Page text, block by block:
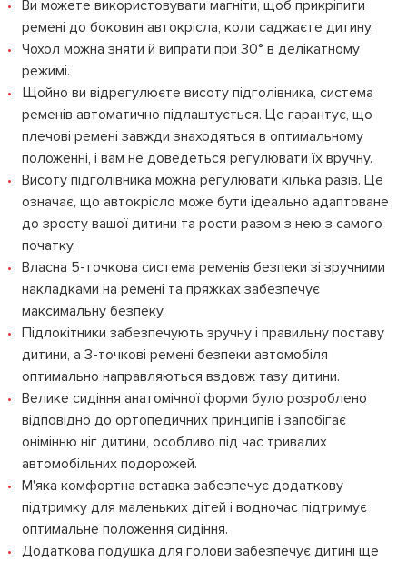
Ви можете використовувати магніти, щоб прикріпити
ремені до боковин автокрісла, коли саджаєте дитину.
Чохол можна зняти й випрати при 30° в делікатному
режимі.
Щойно ви відрегулюєте висоту підголівника, система
ременів автоматично підлаштується. Це гарантує, що
плечові ремені завжди знаходяться в оптимальному
положенні, і вам не доведеться регулювати їх вручну.
Висоту підголівника можна регулювати кілька разів. Це
означає, що автокрісло може бути ідеально адаптоване
до зросту вашої дитини та рости разом з нею з самого
початку.
Власна 5-точкова система ременів безпеки зі зручними
накладками на ремені та пряжках забезпечує
максимальну безпеку.
Підлокітники забезпечують зручну і правильну поставу
дитини, а 3-точкові ремені безпеки автомобіля
оптимально направляються вздовж тазу дитини.
Велике сидіння анатомічної форми було розроблено
відповідно до ортопедичних принципів і запобігає
онімінню ніг дитини, особливо під час тривалих
автомобільних подорожей.
М'яка комфортна вставка забезпечує додаткову
підтримку для маленьких дітей і водночас підтримує
оптимальне положення сидіння.
Додаткова подушка для голови забезпечує дитині ще